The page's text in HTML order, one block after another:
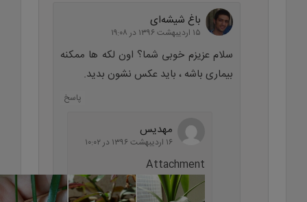
باغ شیشه‌ای
۱۵ اردیبهشت ۱۳۹۶ در ۱۹:۰۸
سلام عزیزم خوبی شما؟ اون لکه ها ممکنه
بیماری باشه ، باید عکس نشون بدید.
پاسخ
مهدیس
۱۶ اردیبهشت ۱۳۹۶ در ۱۰:۰۲
Attachment